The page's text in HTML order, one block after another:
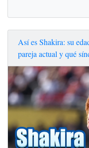
Así es Shakira: su
pareja actual y qué